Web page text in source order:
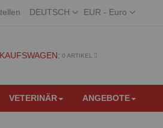
Währung
EUR - Euro
Sprache
DEUTSCH
0 ARTIKEL
VETERINÄR ANGEBOTE